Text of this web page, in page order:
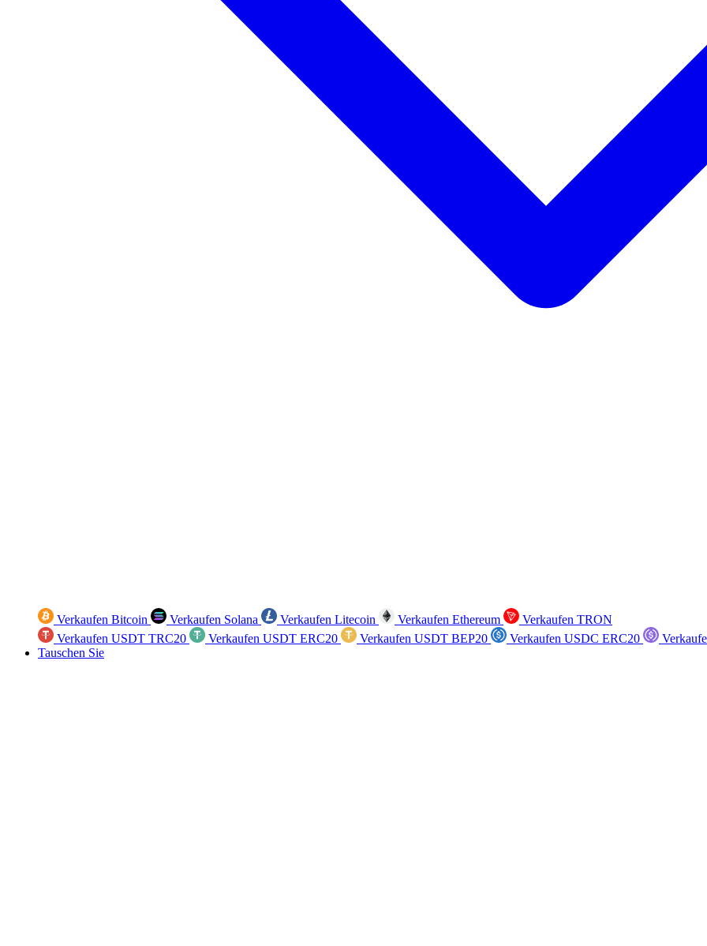
Verkaufen Bitcoin Verkaufen Solana Verkaufen Litecoin Verkaufen Ethereum
Verkaufen TRON
Verkaufen USDT TRC20
Verkaufen USDT ERC20 Verkaufen USDT BEP20 Verkaufen USDC ERC20
Tauschen Sie